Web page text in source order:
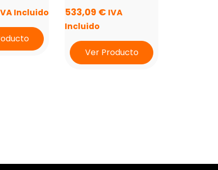
Incluido 533,09 € IVA
Incluido
Ver Producto